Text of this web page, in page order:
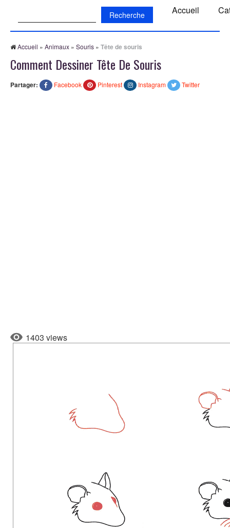
Accueil
Accueil » Animaux » Souris » Tête de souris
Comment Dessiner Tête De Souris
Partager: Facebook Pinterest Instagram Twitter
1403 views